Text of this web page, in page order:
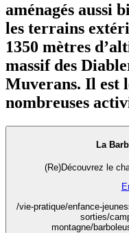
aménagés aussi
les terrains
1350 mètres
massif des
Muverans. Il est
nombreuses
La
(Re)Découvrez le
/vie-pratique/enfance-
sorties/
montagne/